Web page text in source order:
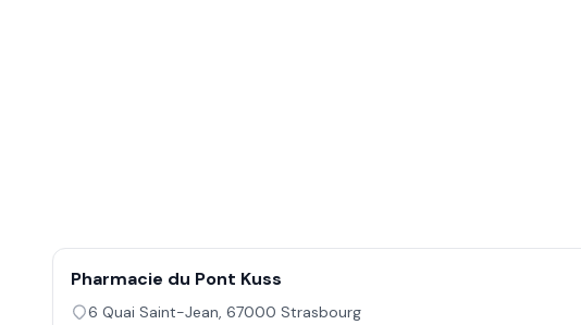
Pharmacie du Pont Kuss
6 Quai Saint-Jean, 67000 Strasbourg